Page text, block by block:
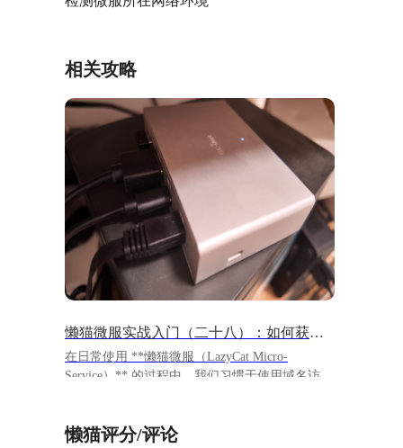
相关攻略
懒猫微服实战入门（二十八）：如何获取懒猫微服的私有地址
在日常使用 **懒猫微服（LazyCat Micro-
Service）** 的过程中，我们习惯于使用域名访
址？**
懒猫评分/评论